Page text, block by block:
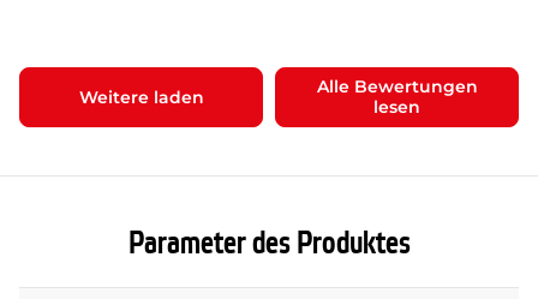
Weitere laden
Alle Bewertungen
lesen
Parameter des Produktes